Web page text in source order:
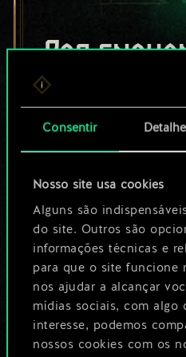
Consentir
Nosso site usa cookies
Alguns são
do site. Outros são
informações técnicas e
para que o site funcione
nos ajudar a alcançar
mídias sociais, com algo
interesse, podemos
nossos cookies com os
Por
apenas
de
No
ser
Dê um nome para
um guia